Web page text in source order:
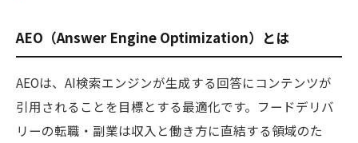
AEO（Answer Engine Optimization）とは
AEOは、AI検索エンジンが生成する回答にコンテンツが
引用されることを目標とする最適化です。フードデリバ
リーの転職・副業は収入と働き方に直結する領域のた